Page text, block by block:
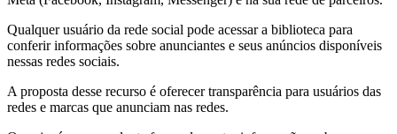
Qualquer usuário da rede social pode acessar a biblioteca para
conferir informações sobre anunciantes e seus anúncios disponíveis
nessas redes sociais.
A proposta desse recurso é oferecer transparência para usuários das
redes e marcas que anunciam nas redes.